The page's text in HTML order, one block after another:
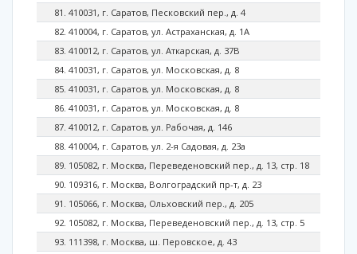
410031, г. Саратов, Песковский пер., д. 4
410004, г. Саратов, ул. Астраханская, д. 1А
410012, г. Саратов, ул. Аткарская, д. 37В
410031, г. Саратов, ул. Московская, д. 8
410031, г. Саратов, ул. Московская, д. 8
410031, г. Саратов, ул. Московская, д. 8
410012, г. Саратов, ул. Рабочая, д. 146
410004, г. Саратов, ул. 2-я Садовая, д. 23а
105082, г. Москва, Переведеновский пер., д. 13, стр. 18
109316, г. Москва, Волгоградский пр-т, д. 23
105066, г. Москва, Ольховский пер., д. 205
105082, г. Москва, Переведеновский пер., д. 13, стр. 5
111398, г. Москва, ш. Перовское, д. 43